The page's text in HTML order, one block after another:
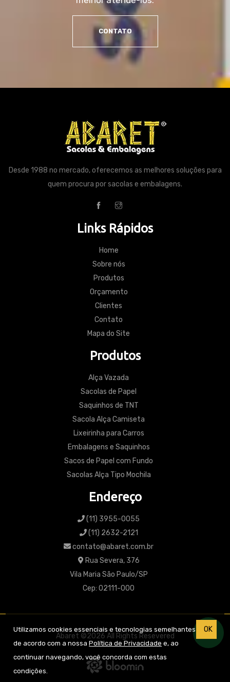
CONTATO
Desde 1988 no mercado, oferecemos as melhores soluções para
quem procura por sacolas e embalagens.
Links Rápidos
Home
Sobre nós
Produtos
Orçamento
Clientes
Contato
Mapa do Site
Produtos
Alça Vazada
Sacolas de Papel
Saquinhos de TNT
Sacola Alça Camiseta
Lixeirinha para Carros
Embalagens e Saquinhos
Sacos de Papel com Fundo
Sacolas Alça Tipo Mochila
Endereço
(11) 3955-0055
(11) 2632-2121
contato@abaret.com.br
Rua Severa, 376
Vila Maria São Paulo/SP
Cep: 02111-000
Abaret ©2026 All Rights Resevered
Utilizamos cookies essenciais e tecnologias semelhantes
de acordo com a nossaPolítica de Privacidade e, ao
continuar navegando, você concorda com estas
condições.
OK